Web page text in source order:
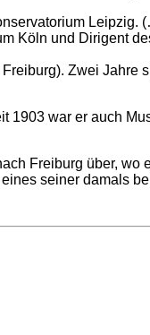
Leipzig.
Köln und Dirigent
Zwei Jahre
1903 war er auch
Freiburg über, wo
seiner damals